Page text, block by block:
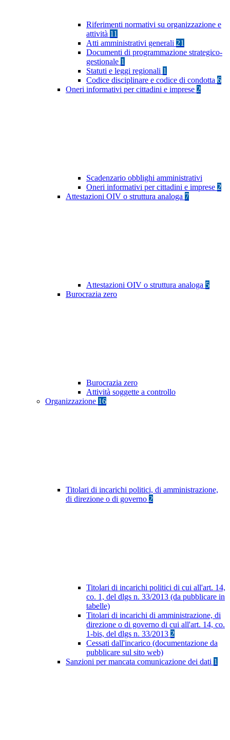
Riferimenti normativi su organizzazione e
attività 11
Atti amministrativi generali 21
Documenti di programmazione strategico-
gestionale 1
Statuti e leggi regionali 1
Codice disciplinare e codice di condotta 6
Oneri informativi per cittadini e imprese 2
Scadenzario obblighi amministrativi
Oneri informativi per cittadini e imprese 2
Attestazioni OIV o struttura analoga 7
Attestazioni OIV o struttura analoga 5
Burocrazia zero
Burocrazia zero
Attività soggette a controllo
Organizzazione 16
Titolari di incarichi politici, di amministrazione,
di direzione o di governo 2
Titolari di incarichi politici di cui all'art. 14,
co. 1, del dlgs n. 33/2013 (da pubblicare in
tabelle)
Titolari di incarichi di amministrazione, di
direzione o di governo di cui all'art. 14, co.
1-bis, del dlgs n. 33/2013 2
Cessati dall'incarico (documentazione da
pubblicare sul sito web)
Sanzioni per mancata comunicazione dei dati 1